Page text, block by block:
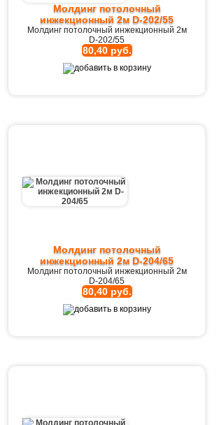
Молдинг потолочный
инжекционный 2м D-202/55
Молдинг потолочный инжекционный 2м
D-202/55
80,40 руб.
Молдинг потолочный
инжекционный 2м D-204/65
Молдинг потолочный инжекционный 2м
D-204/65
80,40 руб.